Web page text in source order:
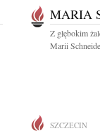
MARIA
Z głębokim
Marii
SZCZECIN